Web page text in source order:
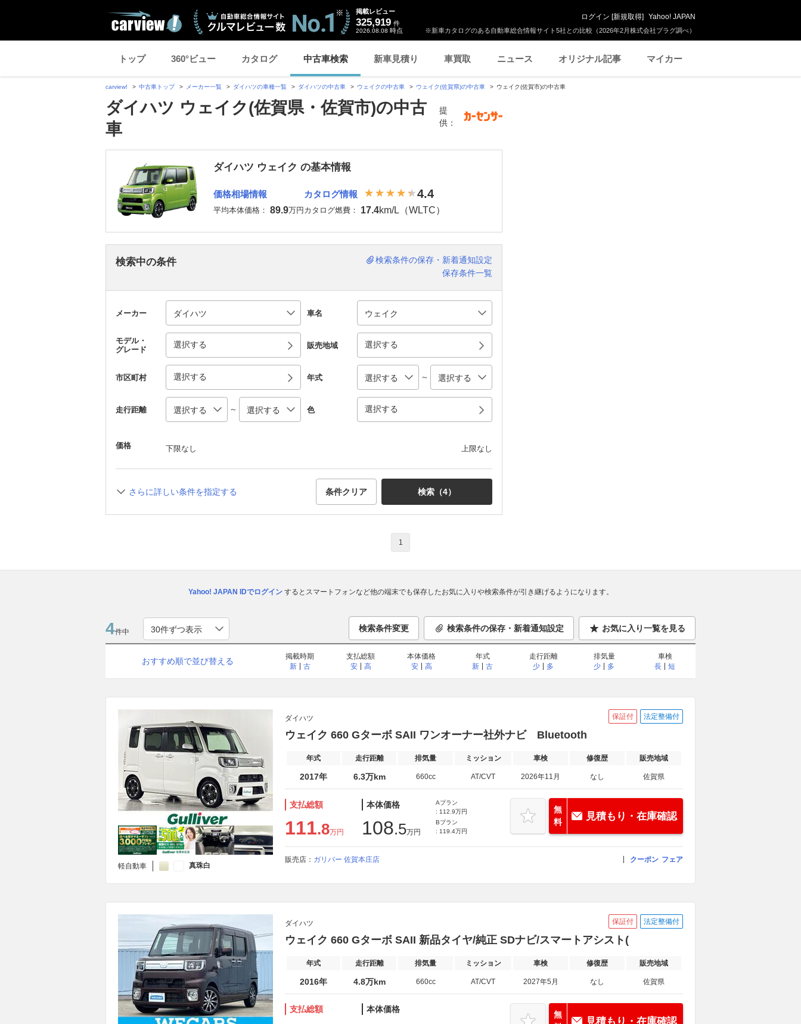
※新車カタログのある自動車総合情報サイト5社との比較（2026年2月株式会社プラグ調べ）
掲載レビュー
325,919 件
2026.08.08 時点
ログイン [新規取得] Yahoo! JAPAN
トップ 360°ビュー カタログ 中古車検索 新車見積り 車買取 ニュース オリジナル記事 マイカー
carview! 中古車トップ メーカー一覧 ダイハツの車種一覧 ダイハツの中古車 ウェイクの中古車 ウェイク(佐賀県)の中古車 ウェイク(佐賀市)の中古車
ダイハツ ウェイク(佐賀県・佐賀市)の中古
車
提
供：
ダイハツ ウェイク の基本情報
価格相場情報
平均本体価格： 89.9万円
カタログ情報 4.4
カタログ燃費： 17.4km/L（WLTC）
検索中の条件
検索条件の保存・新着通知設定
保存条件一覧
メーカー 車名
モデル・
グレード
選択する 販売地域 選択する
市区町村 選択する 年式 ～
走行距離 ～ 色 選択する
価格 下限なし 上限なし
さらに詳しい条件を指定する 条件クリア 検索（4）
1
Yahoo! JAPAN IDでログインするとスマートフォンなど他の端末でも保存したお気に入りや検索条件が引き継げるようになります。
4件中 検索条件変更 検索条件の保存・新着通知設定 お気に入り一覧を見る
おすすめ順で並び替える
掲載時期
新
古
支払総額
安
高
本体価格
安
高
年式
新
古
走行距離
少
多
排気量
少
多
車検
長
短
軽自動車 真珠白
ダイハツ 保証付 法定整備付
ウェイク 660 Gターボ SAII ワンオーナー社外ナビ Bluetooth
年式 走行距離 排気量 ミッション 車検 修復歴 販売地域
2017年 6.3万km 660cc AT/CVT 2026年11月 なし 佐賀県
支払総額
111.8万円
本体価格
108.5万円
Aプラン
: 112.9万円
Bプラン
: 119.4万円
無
料
見積もり・在庫確認
販売店： ガリバー 佐賀本庄店 クーポン フェア
ダイハツ 保証付 法定整備付
ウェイク 660 Gターボ SAII 新品タイヤ/純正 SDナビ/スマートアシスト(
年式 走行距離 排気量 ミッション 車検 修復歴 販売地域
2016年 4.8万km 660cc AT/CVT 2027年5月 なし 佐賀県
支払総額 本体価格
無
見積もり・在庫確認